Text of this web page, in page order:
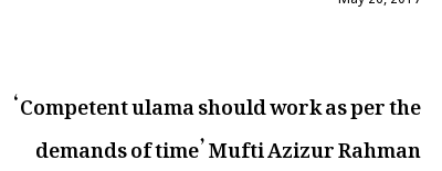
‘Competent ulama should work as per the
demands of time’ Mufti Azizur Rahman